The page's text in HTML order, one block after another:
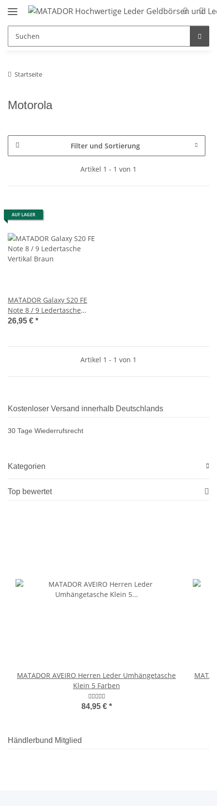
Startseite
Motorola
Filter und Sortierung
Artikel 1 - 1 von 1
AUF LAGER
MATADOR Galaxy S20 FE
Note 8 / 9 Ledertasche
Vertikal Braun
26,95 € *
Artikel 1 - 1 von 1
Kostenloser Versand innerhalb Deutschlands
30 Tage Wiederrufsrecht
Kategorien
Top bewertet
MATADOR AVEIRO Herren Leder Umhängetasche
Klein 5 Farben
84,95 € *
Händlerbund Mitglied